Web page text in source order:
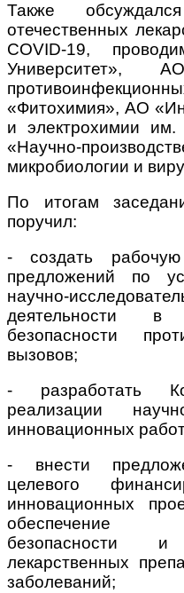
Также
отечественных
COVID-19,
Университет»,
«Фитохимия», АО
и электрохимии
«Научно-
микробиологии и
По итогам
поручил:
- создать
предложений по
научно-
деятельности в
безопасности
вызовов;
- разработать
реализации
инновационных
- внести
целевого
инновационных
обеспечение
безопасности
лекарственных
заболеваний;